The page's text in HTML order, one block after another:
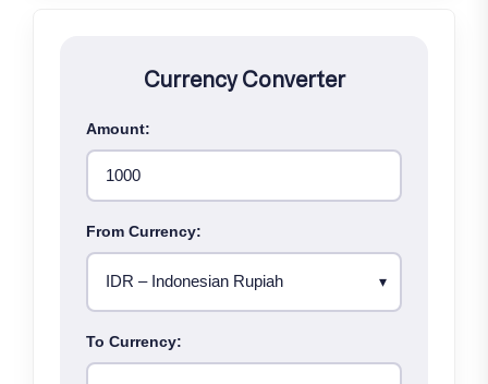
Currency Converter
Amount:
From Currency:
To Currency: